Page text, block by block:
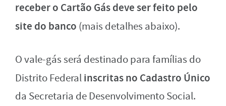
receber o Cartão Gás deve ser feito pelo
site do banco (mais detalhes abaixo).
O vale-gás será destinado para famílias do
Distrito Federalinscritas no Cadastro Único
da Secretaria de Desenvolvimento Social.